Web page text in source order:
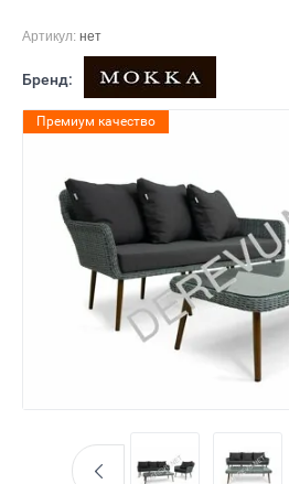
Артикул: нет
Бренд:
Премиум качество